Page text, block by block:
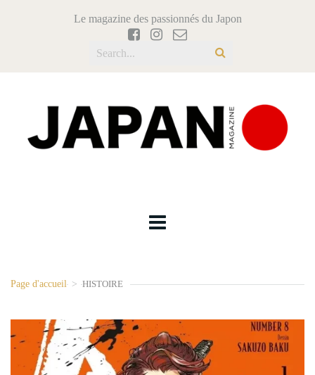
Le magazine des passionnés du Japon
Page d'accueil > HISTOIRE